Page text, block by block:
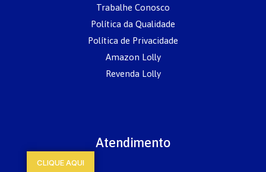
Trabalhe Conosco
Política da Qualidade
Política de Privacidade
Amazon Lolly
Revenda Lolly
Atendimento
CLIQUE AQUI